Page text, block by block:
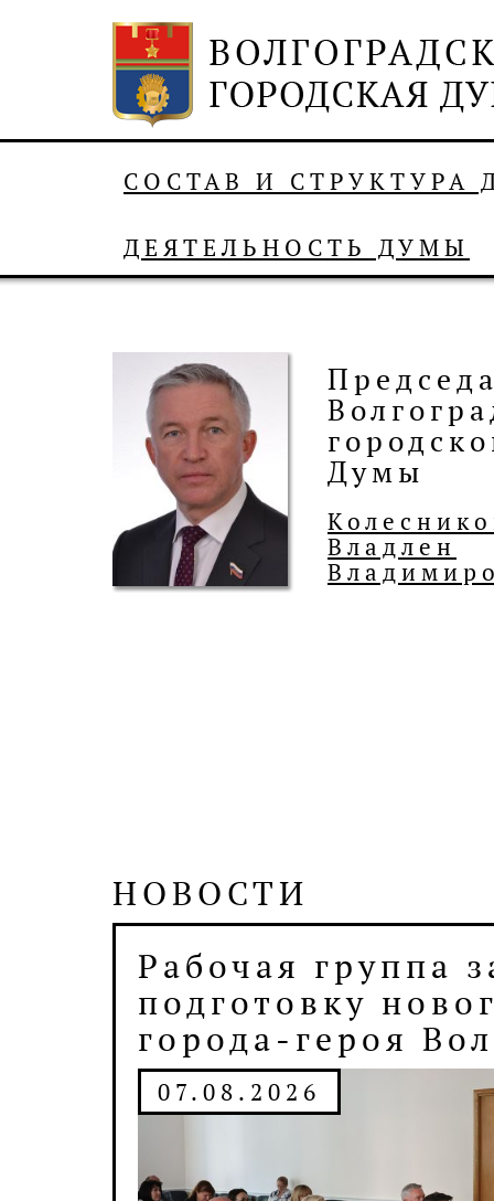
СОСТАВ И СТРУКТУРА
ДЕЯТЕЛЬНОСТЬ ДУМЫ
Думы
Владлен
НОВОСТИ
В Волгограде
перспективы
промышленного
партнёрства